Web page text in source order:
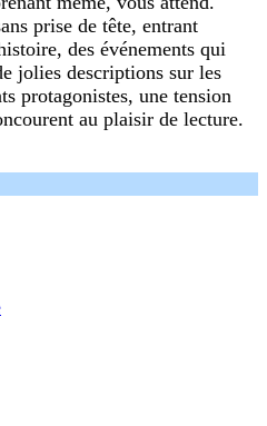
prise de tête, entrant
des événements qui
jolies descriptions sur les
protagonistes, une tension
au plaisir de lecture.